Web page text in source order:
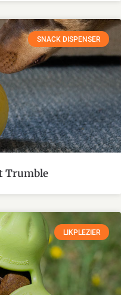
SNACK DISPENSER
Trumble
LIKPLEZIER